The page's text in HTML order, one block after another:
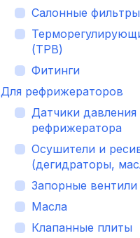
Салонные фильтры
(ТРВ)
Фитинги
Для рефрижераторов
Датчики давления
рефрижератора
Осушители и
(дегидраторы,
Запорные вентили
Масла
Клапанные плиты